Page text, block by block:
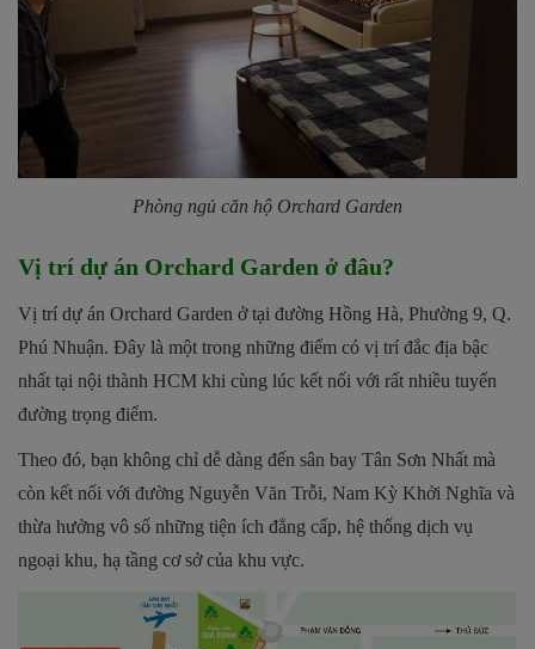
Phòng ngủ căn hộ Orchard Garden
Vị trí dự án Orchard Garden ở đâu?
Vị trí dự án Orchard Garden ở tại đường Hồng Hà, Phường 9, Q.
Phú Nhuận. Đây là một trong những điểm có vị trí đắc địa bậc
nhất tại nội thành HCM khi cùng lúc kết nối với rất nhiều tuyến
đường trọng điểm.
Theo đó, bạn không chỉ dễ dàng đến sân bay Tân Sơn Nhất mà
còn kết nối với đường Nguyễn Văn Trỗi, Nam Kỳ Khởi Nghĩa và
thừa hưởng vô số những tiện ích đẳng cấp, hệ thống dịch vụ
ngoại khu, hạ tầng cơ sở của khu vực.